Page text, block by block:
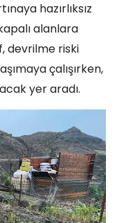
hazırlıksız
alanlara
devrilme riski
çalışırken,
yer aradı.